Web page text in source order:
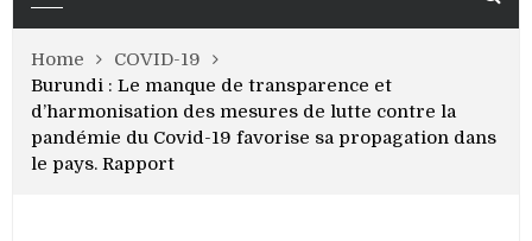
Home
COVID-19
Burundi : Le manque de transparence et
d’harmonisation des mesures de lutte contre la
pandémie du Covid-19 favorise sa propagation dans
le pays. Rapport